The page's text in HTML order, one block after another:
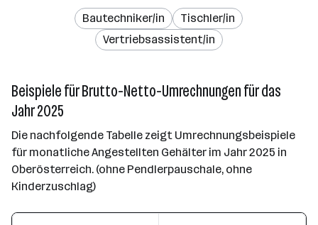
Bautechniker/in
Tischler/in
Vertriebsassistent/in
Beispiele für Brutto-Netto-Umrechnungen für das
Jahr 2025
Die nachfolgende Tabelle zeigt Umrechnungsbeispiele
für monatliche Angestellten Gehälter im Jahr 2025 in
Oberösterreich. (ohne Pendlerpauschale, ohne
Kinderzuschlag)